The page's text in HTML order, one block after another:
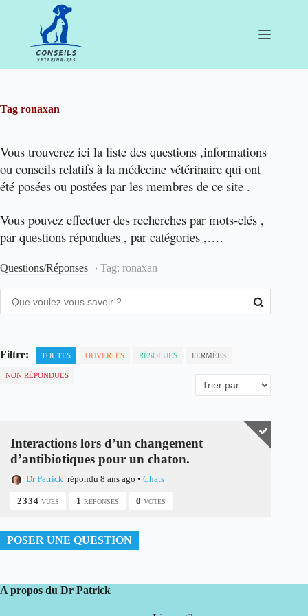
Tag ronaxan
Vous trouverez ici la liste des questions ,informations
ou conseils relatifs à la médecine vétérinaire qui ont
été posées ou postées par les membres de ce site .
Vous pouvez effectuer des recherches par mots-clés ,
par questions répondues , par catégories ,….
Questions/Réponses › Tag: ronaxan
Filtre: TOUTES OUVERTES RÉSOLUES FERMÉES
NON RÉPONDUES
Interactions lors d’un changement
d’antibiotiques pour un chaton.
Dr Patrick répondu 8 ans ago • Chats
2334 VUES 1 RÉPONSES 0 VOTES
POSER UNE QUESTION
A propos du Dr Patrick